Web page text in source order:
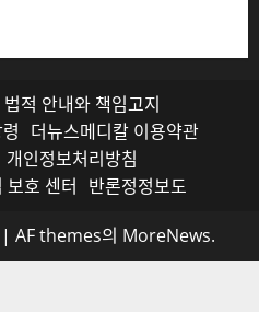
법적 안내와 책임고지
더뉴스메디칼 이용약관
개인정보처리방침
보호 센터 반론정정보도
| AF themes의 MoreNews.